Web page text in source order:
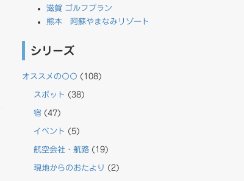
滋賀 ゴルフプラン
熊本 阿蘇やまなみリゾート
シリーズ
オススメの〇〇 (108)
スポット (38)
宿 (47)
イベント (5)
航空会社・航路 (19)
現地からのおたより (2)